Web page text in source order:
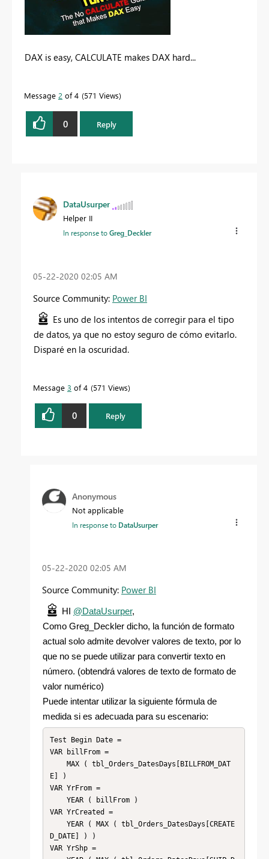
DAX is easy, CALCULATE makes DAX hard...
Message 2 of 4 571 Views
0 Reply
DataUsurper
Helper II
In response toGreg_Deckler
‎05-22-2020 02:05 AM
Source Community: Power BI
Es uno de los intentos de corregir para el tipo
de datos, ya que no estoy seguro de cómo evitarlo.
Disparé en la oscuridad.
Message 3 of 4 571 Views
0 Reply
Anonymous
Not applicable
In response to DataUsurper
‎05-22-2020 02:05 AM
Source Community: Power BI
HI @DataUsurper,
Como Greg_Deckler dicho, la función de formato
actual solo admite devolver valores de texto, por lo
que no se puede utilizar para convertir texto en
número. (obtendrá valores de texto de formato de
valor numérico)
Puede intentar utilizar la siguiente fórmula de
medida si es adecuada para su escenario:
Test Begin Date =
VAR billFrom =
E] )
VAR YrFrom =
VAR YrCreated =
D_DATE] ) )
VAR YrShp =